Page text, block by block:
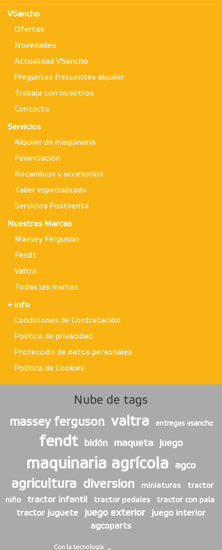
VSancho
Ofertas
Novedades
Actualidad VSancho
Preguntas frecuentes alquiler
Trabaja con nosotros
Contacto
Servicios
Alquiler de maquinaria
Financiación
Recambios y accesorios
Taller especializado
Servicios Postventa
Nuestras Marcas
Massey Ferguson
Fendt
Valtra
Todas las marcas
+ info
Condiciones de Contratación
Política de privacidad
Protección de datos personales
Política de Cookies
Nube de tags
massey ferguson
valtra entregas vsancho
fendt bidón maqueta juego
maquinaria agrícola agco
agricultura diversion miniaturas tractor
niño tractor infantil tractor pedales tractor con pala
tractor juguete juego exterior
juego interior
agcoparts